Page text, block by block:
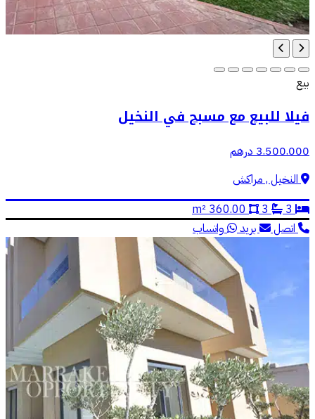
بيع
فيلا للبيع مع مسبح في النخيل
3.500.000 درهم
النخيل , مراكش
3
3
360.00 m²
اتصل
بريد واتساب